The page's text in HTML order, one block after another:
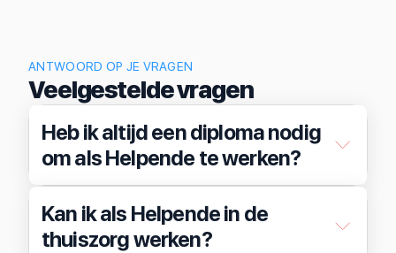
ANTWOORD OP JE VRAGEN
Veelgestelde vragen
Heb ik altijd een diploma nodig
om als Helpende te werken?
Kan ik als Helpende in de
thuiszorg werken?